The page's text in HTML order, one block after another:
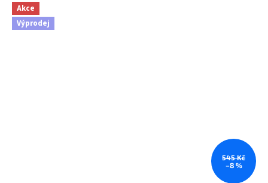
Akce
Výprodej
545 Kč
–8 %